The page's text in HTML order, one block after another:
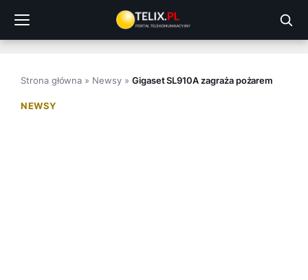
treści
Strona główna » Newsy» Gigaset SL910A zagraża pożarem
NEWSY